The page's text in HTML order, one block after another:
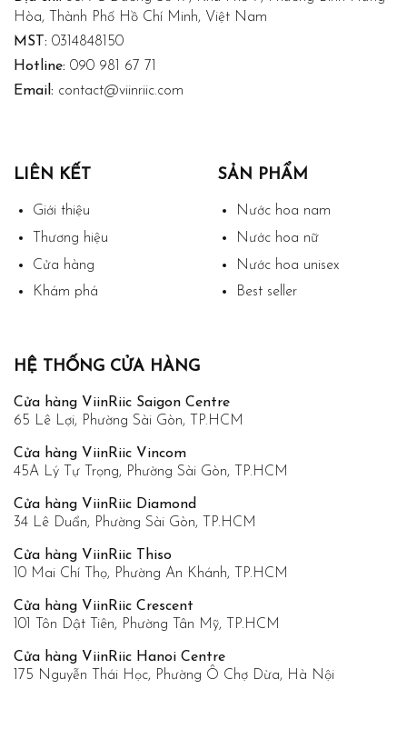
Hòa, Thành Phố Hồ Chí Minh, Việt Nam
MST: 0314848150
Hotline: 090 981 67 71
Email: contact@viinriic.com
LIÊN KẾT
Giới thiệu
Thương hiệu
Cửa hàng
Khám phá
SẢN PHẨM
Nước hoa nam
Nước hoa nữ
Nước hoa unisex
Best seller
HỆ THỐNG CỬA HÀNG
Cửa hàng ViinRiic Saigon Centre
65 Lê Lợi, Phường Sài Gòn, TP.HCM
Cửa hàng ViinRiic Vincom
45A Lý Tự Trọng, Phường Sài Gòn, TP.HCM
Cửa hàng ViinRiic Diamond
34 Lê Duẩn, Phường Sài Gòn, TP.HCM
Cửa hàng ViinRiic Thiso
10 Mai Chí Thọ, Phường An Khánh, TP.HCM
Cửa hàng ViinRiic Crescent
101 Tôn Dật Tiên, Phường Tân Mỹ, TP.HCM
Cửa hàng ViinRiic Hanoi Centre
175 Nguyễn Thái Học, Phường Ô Chợ Dừa, Hà Nội